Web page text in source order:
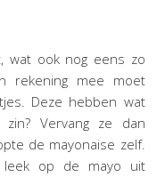
wat ook nog eens zo
rekening mee moet
Deze hebben wat
Vervang ze dan
de mayonaise zelf.
op de mayo uit